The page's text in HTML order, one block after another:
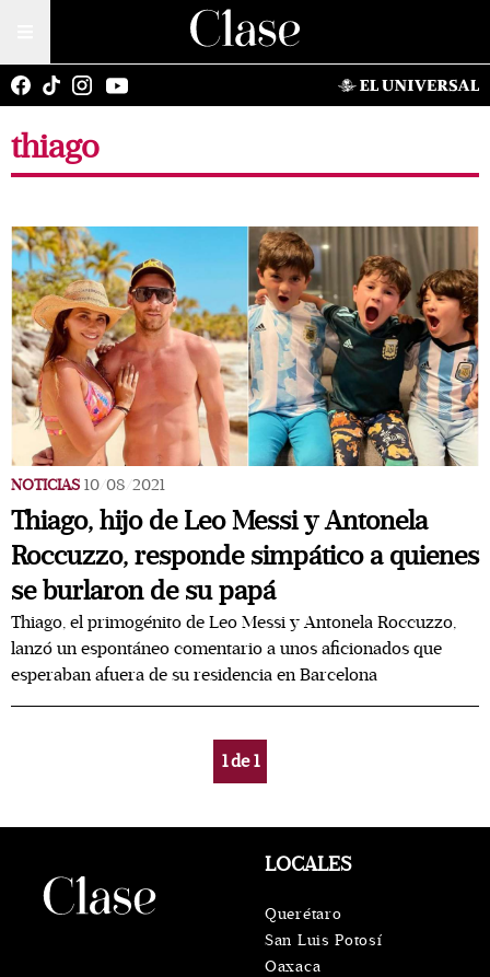
thiago
NOTICIAS 10/08/2021
Thiago, hijo de Leo Messi y Antonela
Roccuzzo, responde simpático a quienes
se burlaron de su papá
Thiago, el primogénito de Leo Messi y Antonela Roccuzzo,
lanzó un espontáneo comentario a unos aficionados que
esperaban afuera de su residencia en Barcelona
1de1
LOCALES
Querétaro
San Luis Potosí
Oaxaca